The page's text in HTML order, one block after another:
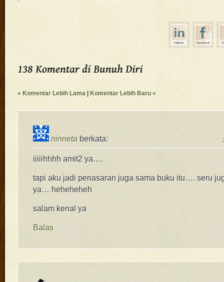
« Komentar Lebih Lama | Komentar Lebih Baru »
ninneta berkata:
iiiiihhhh amit2 ya….
tapi aku jadi penasaran juga sama buku itu…. seru
ya… heheheheh
salam kenal ya
Balas